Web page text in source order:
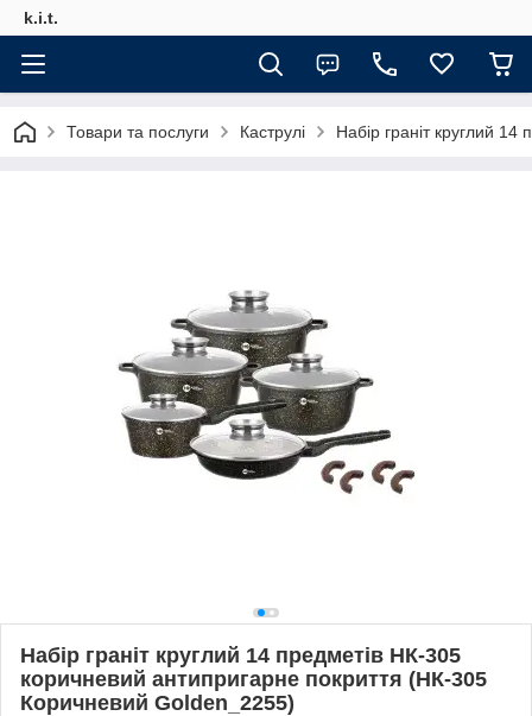
k.i.t.
Товари та послуги Каструлі Набір граніт круглий
Набір граніт круглий 14 предметів НК-305
коричневий антипригарне покриття (НК-305
Коричневий Golden_2255)